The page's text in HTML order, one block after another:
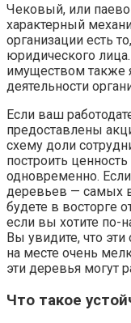
Чековый, или
характерный
организации есть
юридического
имуществом также
деятельности
Если ваш
предоставлены
схему доли
построить
одновременно.
деревьев — самых
будете в восторге
если вы хотите по-
Вы увидите, что
на месте очень
эти деревья могут
Что такое